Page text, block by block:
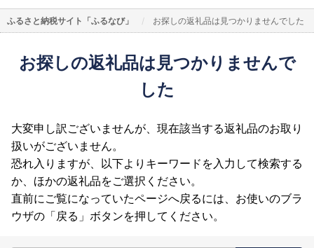
ふるさと納税サイト「ふるなび」 お探しの返礼品は見つかりませんでした
お探しの返礼品は見つかりませんで
した
大変申し訳ございませんが、現在該当する返礼品のお取り
扱いがございません。
恐れ入りますが、以下よりキーワードを入力して検索する
か、ほかの返礼品をご選択ください。
直前にご覧になっていたページへ戻るには、お使いのブラ
ウザの「戻る」ボタンを押してください。